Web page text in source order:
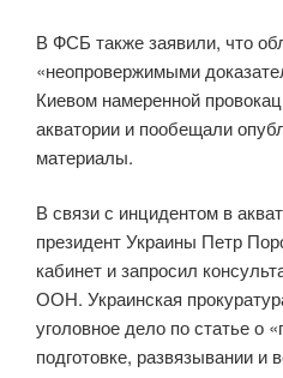
В ФСБ также заявили, что
«неопровержимыми
Киевом намеренной
акватории и пообещали
материалы.
В связи с инцидентом в
президент Украины Петр
кабинет и запросил
ООН. Украинская
уголовное дело по статье о
подготовке, развязывании и